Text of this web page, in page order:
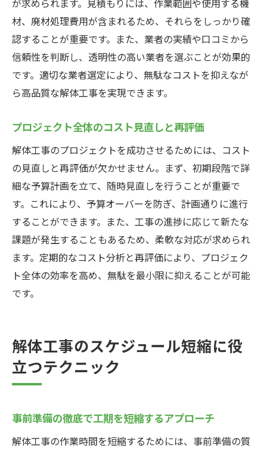
材、廃材処理費用が含まれるため、それらをしっかり確
認することが重要です。また、業者の実績や口コミから
信頼性を判断し、透明性の高い業者を選ぶことが効果的
です。適切な業者選定により、無駄なコストを抑えなが
ら高品質な解体工事を実現できます。
プロジェクト全体のコスト見直しと再評価
解体工事のプロジェクトを成功させるためには、コスト
の見直しと再評価が欠かせません。まず、初期段階で詳
細な予算計画を立て、随時見直しを行うことが重要で
す。これにより、予算オーバーを防ぎ、計画通りに進行
することができます。また、工事の進捗に応じて新たな
課題が発生することもあるため、柔軟な対応が求められ
ます。定期的なコスト分析と再評価により、プロジェク
ト全体の効率を高め、無駄を最小限に抑えることが可能
です。
解体工事のスケジュール短縮に役
立つテクニック
事前準備の徹底で工期を短縮するアプローチ
解体工事の作業時間を短縮するためには、事前準備の質